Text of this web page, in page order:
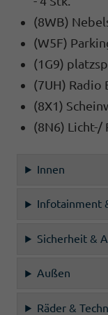
(8WB)
(W5F)
(1G9)
(7UH) Radio
(8X1)
(8N6) Licht-/
Innen
Infotainment
Sicherheit &
Außen
Räder &